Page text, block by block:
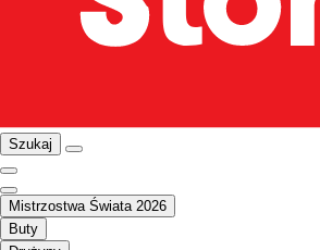
Szukaj
Mistrzostwa Świata 2026
Buty